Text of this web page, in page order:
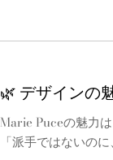
🌿 デザインの
Marie Puceの魅力は
「派手ではないの